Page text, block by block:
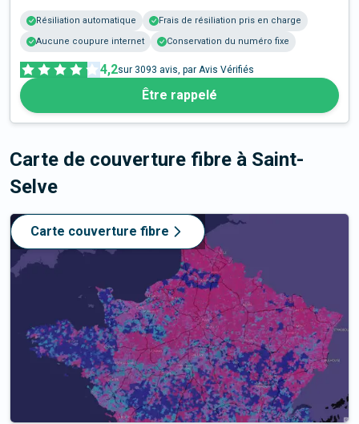
Résiliation automatique
Frais de résiliation pris en charge
Aucune coupure internet
Conservation du numéro fixe
4,2sur 3093 avis, par Avis Vérifiés
Être rappelé
Carte de couverture fibre à Saint-
Selve
Carte couverture fibre